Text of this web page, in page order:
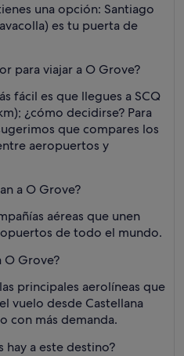
una opción: Santiago
es tu puerta de
para viajar a O Grove?
fácil es que llegues a SCQ
¿cómo decidirse? Para
que compares los
aeropuertos y
a O Grove?
aéreas que unen
de todo el mundo.
O Grove?
principales aerolíneas que
vuelo desde Castellana
con más demanda.
hay a este destino?